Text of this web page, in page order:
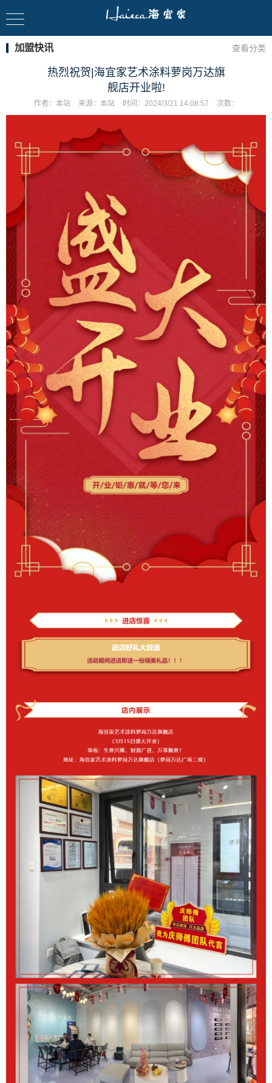
加盟快讯 查看分类
热烈祝贺|海宜家艺术涂料萝岗万达旗
舰店开业啦!
作者： 本站 来源： 本站 时间： 2024/3/21 14:08:57 次数：